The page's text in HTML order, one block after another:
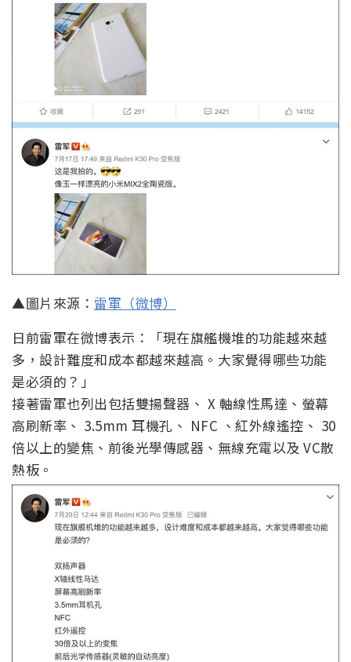
▲圖片來源： 雷軍（微博）
日前雷軍在微博表示：「現在旗艦機堆的功能越來越
多，設計難度和成本都越來越高。大家覺得哪些功能
是必須的？」
接著雷軍也列出包括雙揚聲器、 X 軸線性馬達、螢幕
高刷新率、 3.5mm 耳機孔、 NFC 、紅外線遙控、 30
倍以上的變焦、前後光學傳感器、無線充電以及 VC散
熱板。